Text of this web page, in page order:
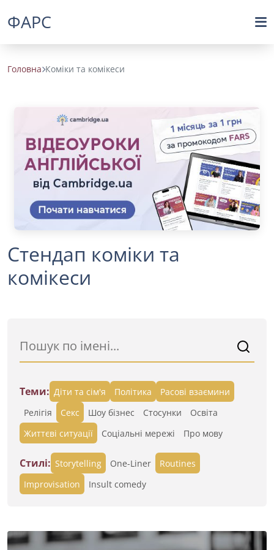
ФАРС
Головна Коміки та комікеси
Стендап коміки та
комікеси
Теми: Діти та сім'я Політика
Расові взаємини
Релігія
Секс Шоу бізнес Стосунки
Освіта
Життєві ситуації
Cоціальні мережі Про мову
Стилі: Storytelling One-Liner
Routines
Improvisation
Insult comedy